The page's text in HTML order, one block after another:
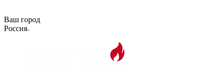
Ваш город
Россия